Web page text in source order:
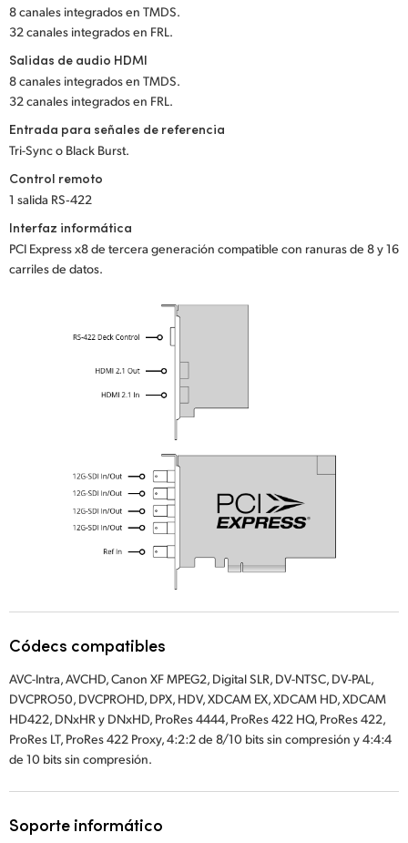
8 canales integrados en TMDS.
32 canales integrados en FRL.
Salidas de audio HDMI
8 canales integrados en TMDS.
32 canales integrados en FRL.
Entrada para señales de referencia
Tri-Sync o Black Burst.
Control remoto
1 salida RS‑422
Interfaz informática
PCI Express x8 de tercera generación compatible con ranuras de 8 y 16
carriles de datos.
Códecs compatibles
AVC-Intra, AVCHD, Canon XF MPEG2, Digital SLR, DV-NTSC, DV-PAL,
DVCPRO50, DVCPROHD, DPX, HDV, XDCAM EX, XDCAM HD, XDCAM
HD422, DNxHR y DNxHD, ProRes 4444, ProRes 422 HQ, ProRes 422,
ProRes LT, ProRes 422 Proxy, 4:2:2 de 8/10 bits sin compresión y 4:4:4
de 10 bits sin compresión.
Soporte informático